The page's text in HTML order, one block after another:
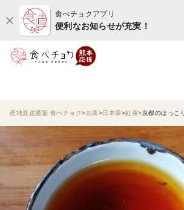
食べチョクアプリ
便利なお知らせが充実！
産地直送通販 食べチョク お茶 日本茶 紅茶 京都のほっこ